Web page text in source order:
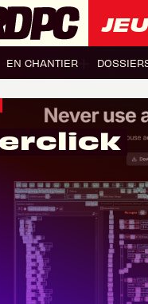
EN CHANTIER